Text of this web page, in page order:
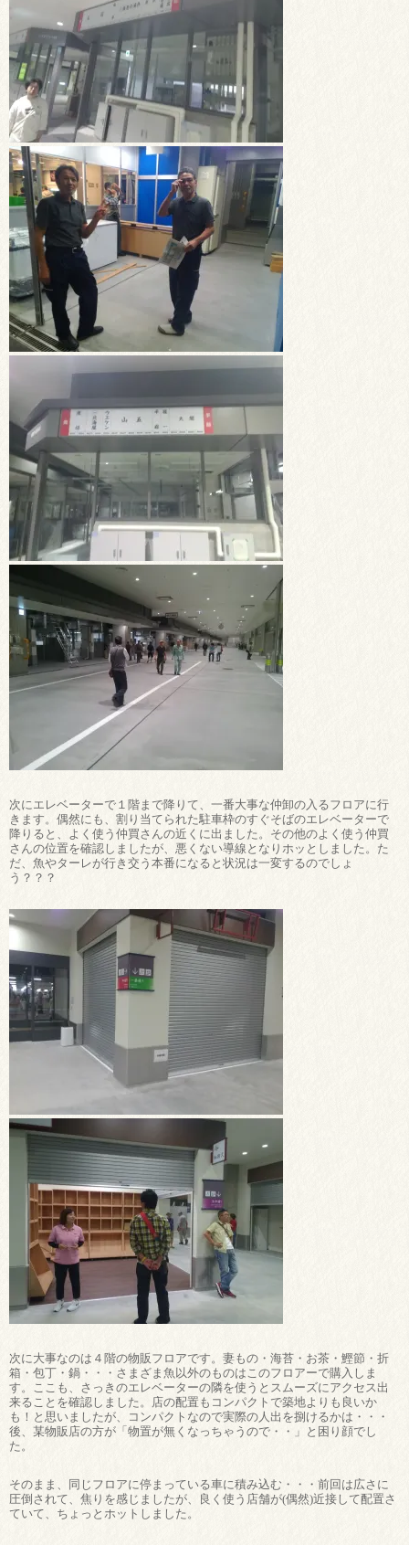
次にエレベーターで１階まで降りて、一番大事な仲卸の入るフロアに行
きます。偶然にも、割り当てられた駐車枠のすぐそばのエレベーターで
降りると、よく使う仲買さんの近くに出ました。その他のよく使う仲買
さんの位置を確認しましたが、悪くない導線となりホッとしました。た
だ、魚やターレが行き交う本番になると状況は一変するのでしょ
う？？？
次に大事なのは４階の物販フロアです。妻もの・海苔・お茶・鰹節・折
箱・包丁・鍋・・・さまざま魚以外のものはこのフロアーで購入しま
す。ここも、さっきのエレベーターの隣を使うとスムーズにアクセス出
来ることを確認しました。店の配置もコンパクトで築地よりも良いか
も！と思いましたが、コンパクトなので実際の人出を捌けるかは・・・
後、某物販店の方が「物置が無くなっちゃうので・・」と困り顔でし
た。
そのまま、同じフロアに停まっている車に積み込む・・・前回は広さに
圧倒されて、焦りを感じましたが、良く使う店舗が(偶然)近接して配置さ
ていて、ちょっとホットしました。